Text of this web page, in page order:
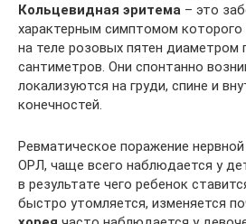
Кольцевидная эритема – это
характерным симптомом которого
на теле розовых пятен диаметром
сантиметров. Они спонтанно
локализуются на груди, спине и
конечностей.
Ревматическое поражение
ОРЛ, чаще всего наблюдается у
в результате чего ребенок
быстро утомляется, изменяется